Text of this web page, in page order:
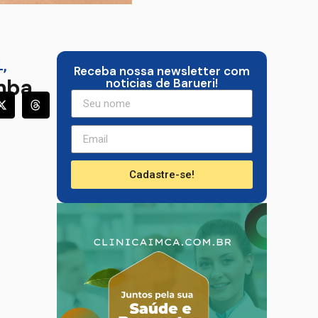
,
Receba nossa newsletter com
noticias de Barueri!
Cadastre-se!